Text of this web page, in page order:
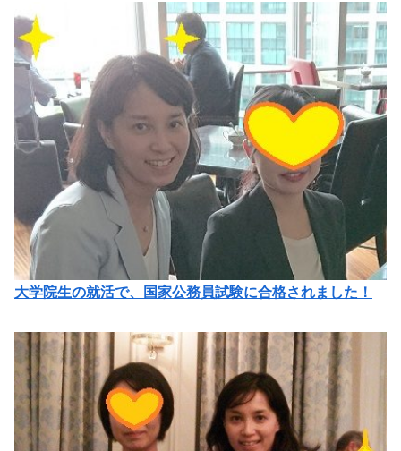
大学院生の就活で、国家公務員試験に合格されました！